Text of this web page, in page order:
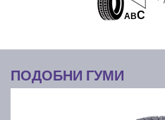
ABC
ПОДОБНИ ГУМИ